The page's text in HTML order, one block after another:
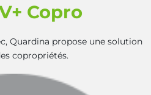
Copro
Quardina propose une solution
copropriétés.